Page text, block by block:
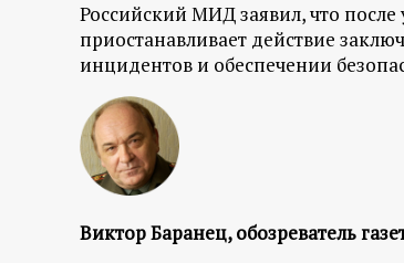
Российский МИД заявил, что
приостанавливает действие
инцидентов и обеспечении
Виктор Баранец, обозреватель